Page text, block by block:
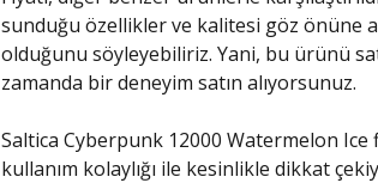
sunduğu özellikler ve kalitesi göz önüne
olduğunu söyleyebiliriz. Yani, bu ürünü
zamanda bir deneyim satın alıyorsunuz.
Saltica Cyberpunk 12000 Watermelon
kullanım kolaylığı ile kesinlikle dikkat